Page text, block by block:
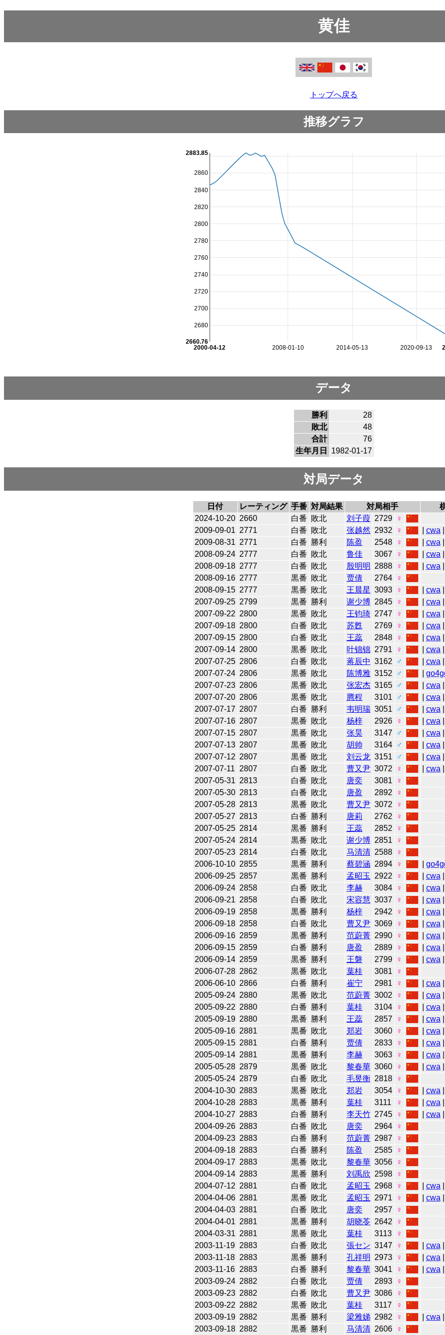
黄佳
トップへ戻る
推移グラフ
2008-01-10 2014-05-13 2020-09-13
2000-04-12
2680
2700
2720
2740
2760
2780
2800
2820
2840
2860
2660.76
2883.85
データ
勝利
28
敗北
48
合計
76
生年月日
1982-01-17
対局データ
日付 レーティング 手番 対局結果 対局相手
2024-10-20 2660 白番 敗北 刘子葭 2729
♀
2009-09-01 2771 白番 敗北 张越然 2932 ♀ cwa
2009-08-31 2771 白番 勝利 陈盈 2548 ♀ cwa
2008-09-24 2777 白番 敗北 鲁佳 3067 ♀ cwa
2008-09-18 2777 白番 敗北 殷明明 2888 ♀ cwa
2008-09-16 2777 黒番 敗北 贾倩 2764
♀
2008-09-15 2777 黒番 敗北 王晨星 3093 ♀ cwa
2007-09-25 2799 黒番 勝利 谢少博 2845 ♀ cwa
2007-09-22 2800 黒番 敗北 王钧琦 2747 ♀ cwa
2007-09-18 2800 白番 敗北 苏甦 2769 ♀ cwa
2007-09-15 2800 白番 敗北 王蕊 2848 ♀ cwa
2007-09-14 2800 黒番 敗北 叶锦锦 2791 ♀ cwa
2007-07-25 2806 白番 敗北 蒋辰中 3162 ♂ cwa
2007-07-24 2806 黒番 敗北 陈博雅 3152 ♂
2007-07-23 2806 黒番 敗北 张宏杰 3165 ♂ cwa
2007-07-20 2806 黒番 敗北 腾程 3101 ♂ cwa
2007-07-17 2807 白番 勝利 韦明瑞 3051 ♂ cwa
2007-07-16 2807 黒番 敗北 杨梓 2926 ♀ cwa
2007-07-15 2807 黒番 敗北 张昊 3147 ♂ cwa
2007-07-13 2807 黒番 敗北 胡帅 3164 ♂ cwa
2007-07-12 2807 黒番 敗北 刘云龙 3151 ♂ cwa
2007-07-11
2807 白番 敗北 曹又尹 3072 ♀ cwa
2007-05-31 2813 白番 敗北 唐奕 3081
♀
2007-05-30 2813 白番 敗北 唐盈 2892
♀
2007-05-28 2813 黒番 敗北 曹又尹 3072
♀
2007-05-27 2813 白番 勝利 唐莉 2762
♀
2007-05-25 2814 黒番 勝利 王蕊 2852
♀
2007-05-24 2814 黒番 敗北 谢少博 2851
♀
2007-05-23 2814 白番 敗北 马清清 2588
♀
2006-10-10 2855 黒番 勝利 蔡碧涵 2894 ♀
2006-09-25 2857 黒番 勝利 孟昭玉 2922 ♀ cwa
2006-09-24 2858 白番 敗北 李赫 3084 ♀ cwa
2006-09-21 2858 白番 敗北 宋容慧 3037 ♀ cwa
2006-09-19 2858 黒番 勝利 杨梓 2942 ♀ cwa
2006-09-18 2858 白番 敗北 曹又尹 3069 ♀ cwa
2006-09-16 2859 黒番 勝利 范蔚菁 2990 ♀ cwa
2006-09-15 2859 白番 勝利 唐盈 2889 ♀ cwa
2006-09-14 2859 黒番 勝利 王磐 2799 ♀ cwa
2006-07-28 2862 黒番 敗北 葉桂 3081
♀
2006-06-10 2866 白番 勝利 崔宁 2981 ♀ cwa
2005-09-24 2880 黒番 敗北 范蔚菁 3002 ♀ cwa
2005-09-22 2880 白番 勝利 葉桂 3104 ♀ cwa
2005-09-19 2880 黒番 勝利 王蕊 2857 ♀ cwa
2005-09-16 2881 黒番 敗北 郑岩 3060 ♀ cwa
2005-09-15 2881 白番 勝利 贾倩 2833 ♀ cwa
2005-09-14 2881 黒番 勝利 李赫 3063 ♀ cwa
2005-05-28 2879 黒番 敗北 黎春華 3060 ♀ cwa
2005-05-24 2879 白番 敗北 毛昱衡 2818
♀
2004-10-30 2883 黒番 敗北 郑岩 3054 ♀ cwa
2004-10-28 2883 黒番 勝利 葉桂 3111 ♀ cwa
2004-10-27 2883 白番 勝利 李天竹 2745 ♀ cwa
2004-09-26 2883 白番 敗北 唐奕 2964
♀
2004-09-23 2883 白番 勝利 范蔚菁 2987
♀
2004-09-18 2883 白番 勝利 陈盈 2585
♀
2004-09-17 2883 黒番 敗北 黎春華 3056
♀
2004-09-14 2883 黒番 勝利 刘禹欣 2598
♀
2004-07-12 2881 白番 敗北 孟昭玉 2968 ♀ cwa
2004-04-06 2881 黒番 敗北 孟昭玉 2971 ♀ cwa
2004-04-03 2881 白番 敗北 唐奕 2957
♀
2004-04-01 2881 黒番 勝利 胡晓苓 2642
♀
2004-03-31 2881 黒番 敗北 葉桂 3113
♀
2003-11-19
2883 白番 敗北 張セン 3147 ♀ cwa
2003-11-18
2883 黒番 勝利 孔祥明 2973 ♀ cwa
2003-11-16
2883 白番 勝利 黎春華 3041 ♀ cwa
2003-09-24 2882 白番 敗北 贾倩 2893
♀
2003-09-23 2882 白番 敗北 曹又尹 3086
♀
2003-09-22 2882 黒番 敗北 葉桂 3117
♀
2003-09-19 2882 黒番 勝利 梁雅娣 2982 ♀ cwa
2003-09-18 2882 黒番 勝利 马清清 2606 ♀